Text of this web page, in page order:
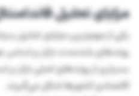
مزایای تحلیل
یکی از مهم‌ترین مزایای تحلیل
روندهای بلندمدت بازار بر
بسیاری از روندهای اصلی
اقتصادی کشورها شکل می‌گیرند.